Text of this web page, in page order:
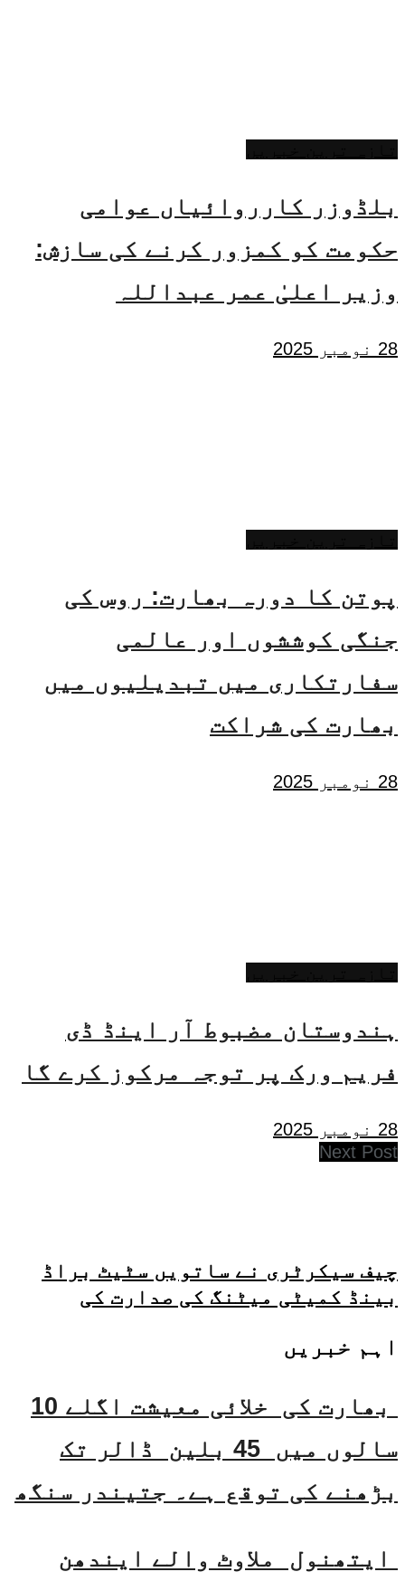
بلڈوزر کارروائیاں عوامی
حکومت کو کمزور کرنے کی سازش:
وزیر اعلیٰ عمر عبداللہ
28 نومبر 2025
پوتن کا دورہ بھارت: روس کی
جنگی کوششوں اور عالمی
سفارتکاری میں تبدیلیوں میں
بھارت کی شراکت
28 نومبر 2025
ہندوستان مضبوط آر اینڈ ڈی
فریم ورک پر توجہ مرکوز کرے گا
28 نومبر 2025
Next Post
چیف سیکرٹری نے ساتویں سٹیٹ براڈ
بینڈ کمیٹی میٹنگ کی صدارت کی
اہم خبریں
بھارت کی خلائی معیشت اگلے 10
سالوں میں 45 بلین ڈالر تک
بڑھنے کی توقع ہے۔ جتیندر سنگھ
ایتھنول ملاوٹ والے ایندھن